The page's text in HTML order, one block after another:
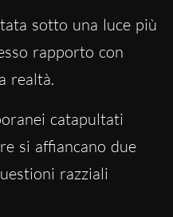
sotto una luce più
rapporto con
realtà.
catapultati
si affiancano due
razziali